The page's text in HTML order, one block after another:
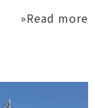
»Read more